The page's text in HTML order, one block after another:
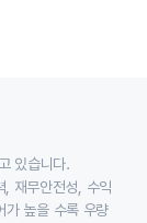
있습니다.
, 재무안전성, 수익
가 높을 수록 우량